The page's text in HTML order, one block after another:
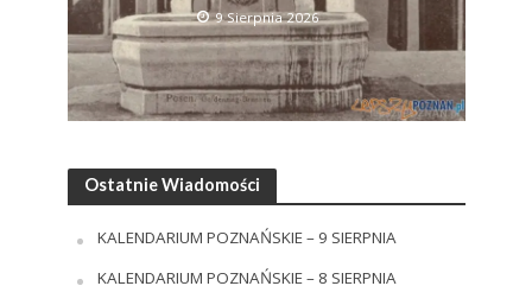
9 Sierpnia 2026
Ostatnie Wiadomości
KALENDARIUM POZNAŃSKIE – 9 SIERPNIA
KALENDARIUM POZNAŃSKIE – 8 SIERPNIA